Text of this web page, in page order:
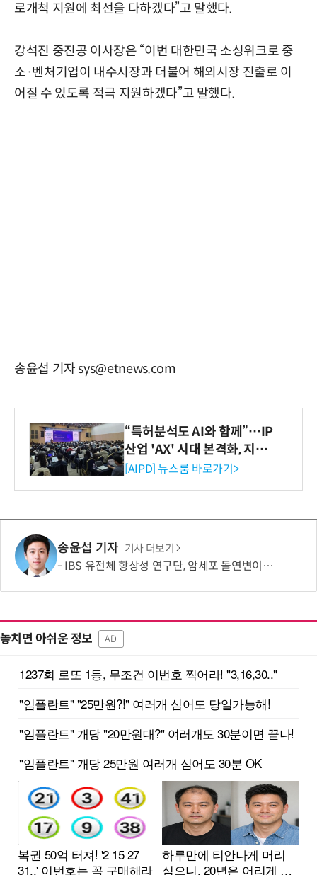
로개척 지원에 최선을 다하겠다”고 말했다.
강석진 중진공 이사장은 “이번 대한민국 소싱위크로 중
소·벤처기업이 내수시장과 더불어 해외시장 진출로 이
어질 수 있도록 적극 지원하겠다”고 말했다.
송윤섭 기자 sys@etnews.com
“특허분석도 AI와 함께”…IP
산업 'AX' 시대 본격화, 지식
재산처 1호 AI IP데이터분석
[AIPD] 뉴스룸 바로가기>
송윤섭 기자 기사 더보기
IBS 유전체 항상성 연구단, 암세포 돌연변이만 사멸하는 '4세대 항암제' 도전
놓치면 아쉬운 정보 AD